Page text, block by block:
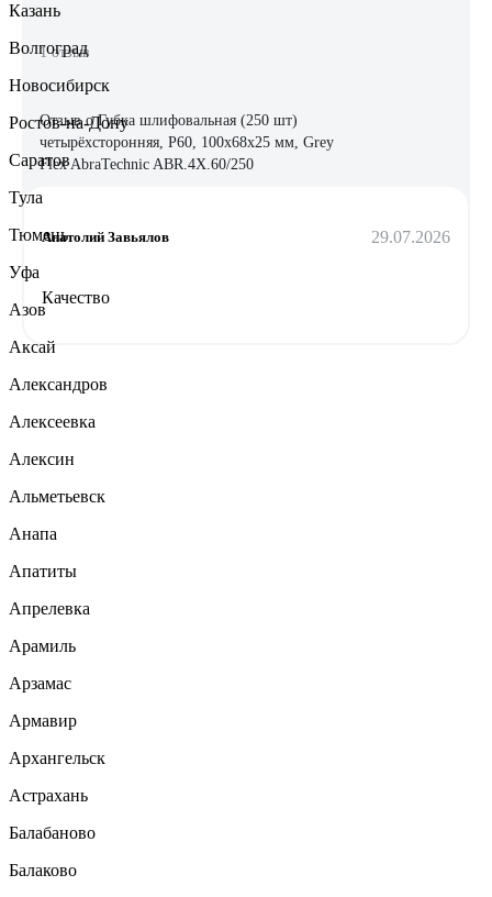
1 отзыв
Отзыв о Губка шлифовальная (250 шт)
четырёхсторонняя, Р60, 100x68x25 мм, Grey
Flex AbraTechnic ABR.4X.60/250
Анатолий Завьялов 29.07.2026
Качество
Казань
Волгоград
Новосибирск
Ростов-на-Дону
Саратов
Тула
Тюмень
Уфа
Азов
Аксай
Александров
Алексеевка
Алексин
Альметьевск
Анапа
Апатиты
Апрелевка
Арамиль
Арзамас
Армавир
Архангельск
Астрахань
Балабаново
Балаково